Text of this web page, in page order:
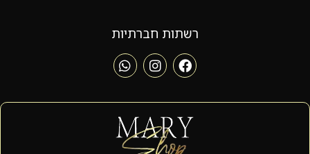
רשתות חברתיות